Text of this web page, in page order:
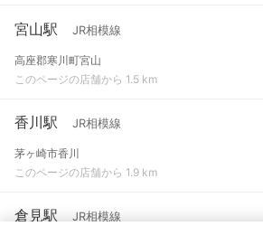
宮山駅 JR相模線
高座郡寒川町宮山
このページの店舗から 1.5 km
香川駅 JR相模線
茅ヶ崎市香川
このページの店舗から 1.9 km
倉見駅 JR相模線